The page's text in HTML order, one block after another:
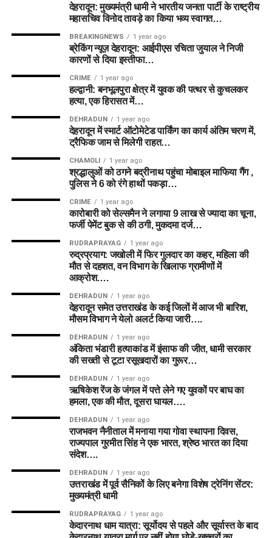
देहरादून: मुख्यमंत्री धामी ने भारतीय जनता पार्टी के राष्ट्रीय
महासचिव विनोद तावड़े का किया भव्य स्वागत…
BREAKINGNEWS 1 year ago
ब्रेकिंग न्यूज़ देहरादून: आईपीएस रचिता जुयाल ने निजी
कारणों से दिया इस्तीफा…
CRIME 1 year ago
हल्द्वानी: बनभूलपुरा क्षेत्र में युवक की पत्थर से कुचलकर
हत्या, एक हिरासत में…
DEHRADUN 1 year ago
देहरादून में स्मार्ट ऑटोमेटेड पार्किंग का कार्य अंतिम चरण में,
ट्रैफिक जाम से मिलेगी राहत…
CHAMOLI 1 year ago
श्रद्धालुओं को ठगने बद्रीनाथ पहुंचा मोबाइल माफिया गैंग ,
पुलिस ने 6 को रंगे हाथों पकड़ा…
CRIME 1 year ago
कारोबारी को सेल्समैन ने लगाया 9 लाख से ज्यादा का चूना,
फर्जी पेमेंट बुक से की ठगी, मुकदमा दर्ज…
RUDRAPRAYAG 1 year ago
रुद्रप्रयाग: जखोली में फिर गुलदार का कहर, महिला की
मौत से दहशत, वन विभाग के खिलाफ ग्रामीणों में
आक्रोश….
DEHRADUN 1 year ago
देहरादून समेत उत्तराखंड के कई जिलों में आज भी बारिश,
मौसम विभाग ने येलो अलर्ट किया जारी….
DEHRADUN 1 year ago
अंकिता भंडारी हत्याकांड में इंसाफ की जीत, धामी सरकार
की सख्ती से टूटा रसूखदारों का गुरूर…
DEHRADUN 1 year ago
ऋषिकेश रेंज के जंगल में पत्ते लेने गए युवकों पर बाघ का
हमला, एक की मौत, दूसरा घायल….
DEHRADUN 1 year ago
राजभवन नैनीताल में मनाया गया गोवा स्थापना दिवस,
राज्यपाल गुरमीत सिंह ने एक भारत, श्रेष्ठ भारत का दिया
संदेश….
DEHRADUN 1 year ago
उत्तराखंड में पूर्व सैनिकों के लिए बनेगा विशेष ट्रेनिंग सेंटर:
मुख्यमंत्री धामी
RUDRAPRAYAG 1 year ago
केदारनाथ धाम यात्रा: सूर्योदय से पहले और सूर्यास्त के बाद